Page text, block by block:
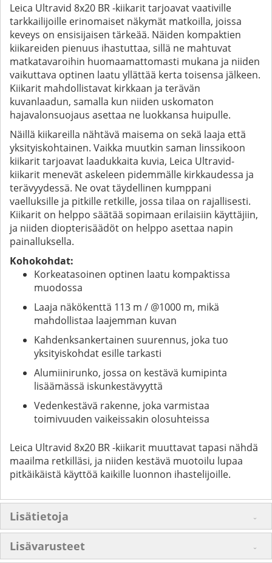
Leica Ultravid 8x20 BR -kiikarit tarjoavat vaativille
tarkkailijoille erinomaiset näkymät matkoilla, joissa
keveys on ensisijaisen tärkeää. Näiden kompaktien
kiikareiden pienuus ihastuttaa, sillä ne mahtuvat
matkatavaroihin huomaamattomasti mukana ja niiden
vaikuttava optinen laatu yllättää kerta toisensa jälkeen.
Kiikarit mahdollistavat kirkkaan ja terävän
kuvanlaadun, samalla kun niiden uskomaton
hajavalonsuojaus asettaa ne luokkansa huipulle.
Näillä kiikareilla nähtävä maisema on sekä laaja että
yksityiskohtainen. Vaikka muutkin saman linssikoon
kiikarit tarjoavat laadukkaita kuvia, Leica Ultravid-
kiikarit menevät askeleen pidemmälle kirkkaudessa ja
terävyydessä. Ne ovat täydellinen kumppani
vaelluksille ja pitkille retkille, jossa tilaa on rajallisesti.
Kiikarit on helppo säätää sopimaan erilaisiin käyttäjiin,
ja niiden diopterisäädöt on helppo asettaa napin
painalluksella.
Kohokohdat:
Korkeatasoinen optinen laatu kompaktissa
muodossa
Laaja näkökenttä 113 m / @1000 m, mikä
mahdollistaa laajemman kuvan
Kahdenksankertainen suurennus, joka tuo
yksityiskohdat esille tarkasti
Alumiinirunko, jossa on kestävä kumipinta
lisäämässä iskunkestävyyttä
Vedenkestävä rakenne, joka varmistaa
toimivuuden vaikeissakin olosuhteissa
Leica Ultravid 8x20 BR -kiikarit muuttavat tapasi nähdä
maailma retkilläsi, ja niiden kestävä muotoilu lupaa
pitkäikäistä käyttöä kaikille luonnon ihastelijoille.
Lisätietoja
Lisävarusteet